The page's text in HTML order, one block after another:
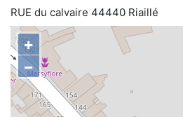
RUE du calvaire 44440 Riaillé
+
−